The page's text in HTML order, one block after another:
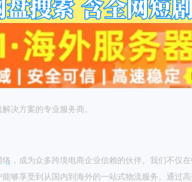
决方案的专业服务商。
，成为众多跨境电商企业信赖的伙伴。我们不仅
够享受到从国内到海外的一站式物流服务。通过